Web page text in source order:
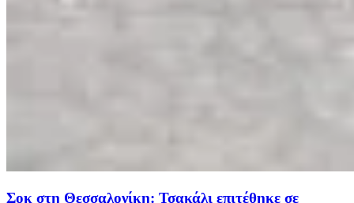
Σοκ στη Θεσσαλονίκη: Τσακάλι επιτέθηκε σε